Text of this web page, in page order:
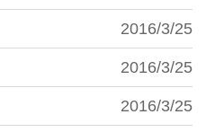
2016/3/25
2016/3/25
2016/3/25